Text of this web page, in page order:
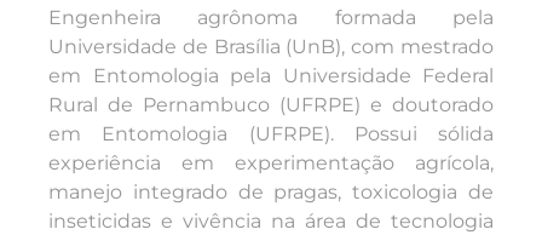
Engenheira agrônoma formada pela
Universidade de Brasília (UnB), com mestrado
em Entomologia pela Universidade Federal
Rural de Pernambuco (UFRPE) e doutorado
em Entomologia (UFRPE). Possui sólida
experiência em experimentação agrícola,
manejo integrado de pragas, toxicologia de
inseticidas e vivência na área de tecnologia